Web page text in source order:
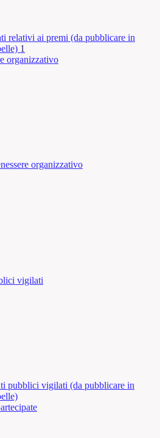
relativi ai premi (da pubblicare in
1
organizzativo
organizzativo
vigilati
pubblici vigilati (da pubblicare in